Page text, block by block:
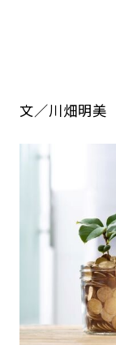
文／川畑明美